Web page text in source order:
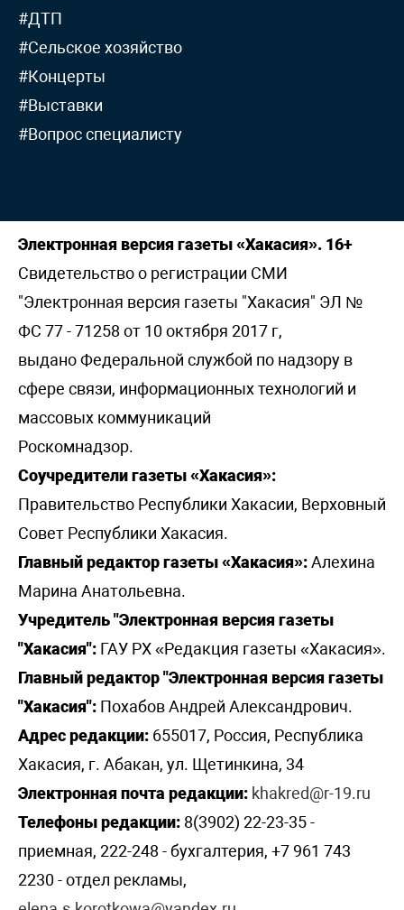
#ДТП
#Сельское хозяйство
#Концерты
#Выставки
#Вопрос специалисту
Электронная версия газеты «Хакасия». 16+
Свидетельство о регистрации СМИ
"Электронная версия газеты "Хакасия" ЭЛ №
ФС 77 - 71258 от 10 октября 2017 г,
выдано Федеральной службой по надзору в
сфере связи, информационных технологий и
массовых коммуникаций
Роскомнадзор.
Соучредители газеты «Хакасия»:
Правительство Республики Хакасии, Верховный
Совет Республики Хакасия.
Главный редактор газеты «Хакасия»:Алехина
Марина Анатольевна.
Учредитель "Электронная версия газеты
"Хакасия": ГАУ РХ «Редакция газеты «Хакасия».
Главный редактор "Электронная версия газеты
"Хакасия": Похабов Андрей Александрович.
Адрес редакции: 655017, Россия, Республика
Хакасия, г. Абакан, ул. Щетинкина, 34
Электронная почта редакции: khakred@r-19.ru
Телефоны редакции: 8(3902) 22-23-35 -
приемная, 222-248 - бухгалтерия, +7 961 743
2230 - отдел рекламы,